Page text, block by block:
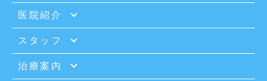
医院紹介
スタッフ
治療案内